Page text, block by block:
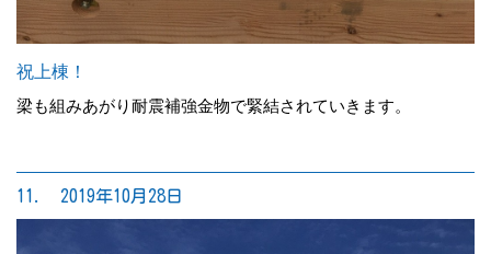
祝上棟！
梁も組みあがり耐震補強金物で緊結されていきます。
11. 2019年10月28日